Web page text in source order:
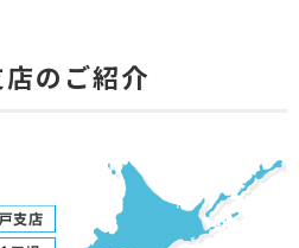
のご紹介